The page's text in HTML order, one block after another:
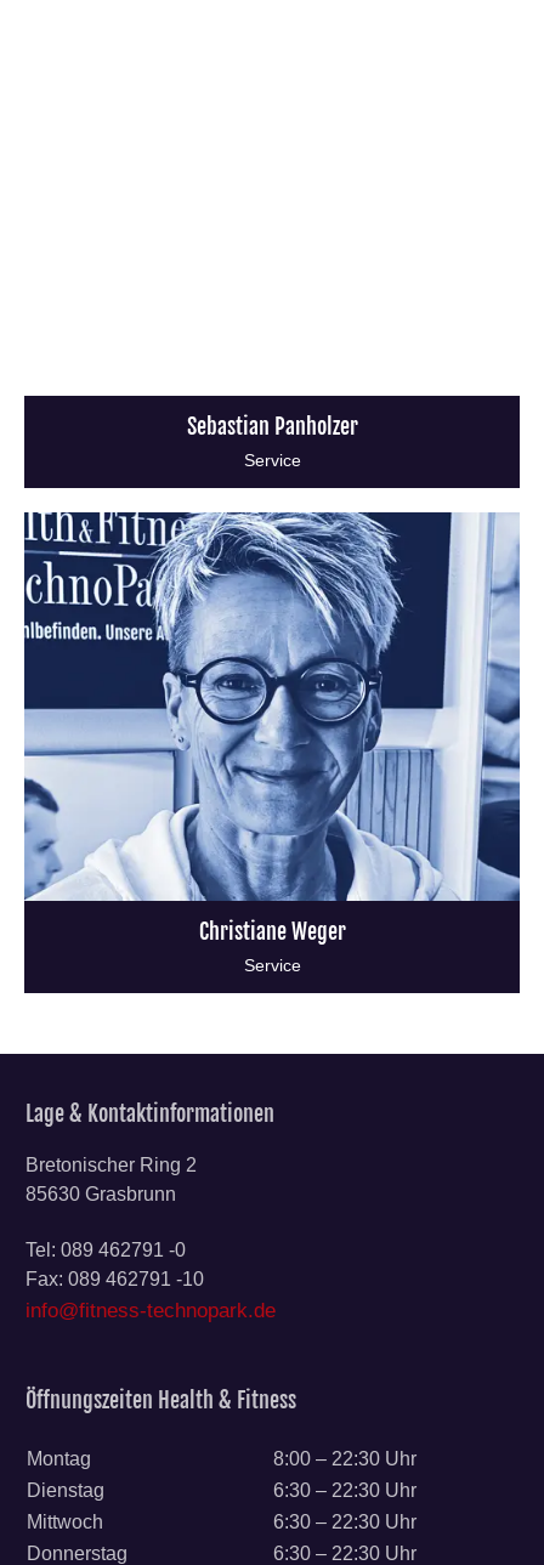
Sebastian Panholzer
Service
Christiane Weger
Service
Lage & Kontaktinformationen
Bretonischer Ring 2
85630 Grasbrunn
Tel: 089 462791 -0
Fax: 089 462791 -10
info@fitness-technopark.de
Öffnungszeiten Health & Fitness
Montag
8:00 – 22:30 Uhr
Dienstag
6:30 – 22:30 Uhr
Mittwoch
6:30 – 22:30 Uhr
Donnerstag
6:30 – 22:30 Uhr